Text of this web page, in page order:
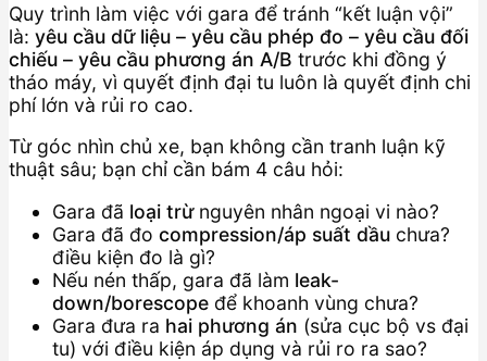
Quy trình làm việc với gara để tránh “kết luận vội”
là: yêu cầu dữ liệu – yêu cầu phép đo – yêu cầu đối
chiếu – yêu cầu phương án A/B trước khi đồng ý
tháo máy, vì quyết định đại tu luôn là quyết định chi
phí lớn và rủi ro cao.
Từ góc nhìn chủ xe, bạn không cần tranh luận kỹ
thuật sâu; bạn chỉ cần bám 4 câu hỏi:
Gara đã loại trừnguyên nhân ngoại vi nào?
Gara đã đo compression/áp suất dầu chưa?
điều kiện đo là gì?
Nếu nén thấp, gara đã làm leak-
down/borescope để khoanh vùng chưa?
Gara đưa ra hai phương án (sửa cục bộ vs đại
tu) với điều kiện áp dụng và rủi ro ra sao?